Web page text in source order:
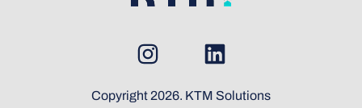
Copyright 2026. KTM Solutions